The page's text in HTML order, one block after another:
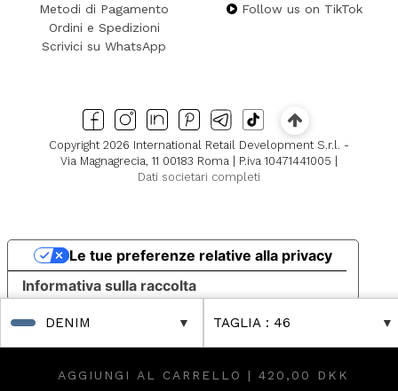
DENIM TAGLIA : 46
AGGIUNGI AL CARRELLO | 420,00 DKK
Metodi di Pagamento
Ordini e Spedizioni
Scrivici su WhatsApp
Follow us on TikTok
Copyright 2026 International Retail Development S.r.l. -
Via Magnagrecia, 11 00183 Roma | P.iva 10471441005 |
Dati societari completi
Informativa sulla raccolta
Le tue preferenze relative alla privacy